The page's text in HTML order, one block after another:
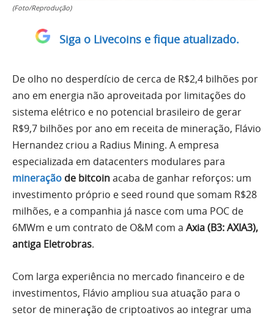
(Foto/Reprodução)
Siga o Livecoins e fique atualizado.
De olho no desperdício de cerca de R$2,4 bilhões por
ano em energia não aproveitada por limitações do
sistema elétrico e no potencial brasileiro de gerar
R$9,7 bilhões por ano em receita de mineração, Flávio
Hernandez criou a Radius Mining. A empresa
especializada em datacenters modulares para
mineração de bitcoinacaba de ganhar reforços: um
investimento próprio e seed round que somam R$28
milhões, e a companhia já nasce com uma POC de
6MWm e um contrato de O&M com a Axia (B3: AXIA3),
antiga Eletrobras.
Com larga experiência no mercado financeiro e de
investimentos, Flávio ampliou sua atuação para o
setor de mineração de criptoativos ao integrar uma